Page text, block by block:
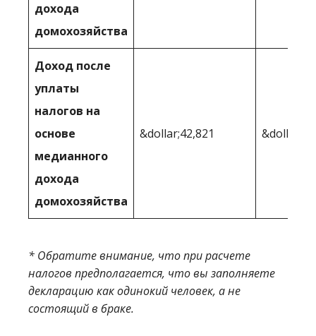
дохода
домохозяйства
Доход после
уплаты
налогов на
основе
медианного
дохода
домохозяйства
&dollar;42,821
* Обратите внимание, что при расчете
налогов предполагается, что вы заполняете
декларацию как одинокий человек, а не
состоящий в браке.